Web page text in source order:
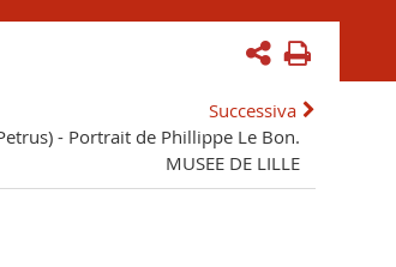
Successiva
- Portrait de Phillippe Le Bon.
MUSEE DE LILLE